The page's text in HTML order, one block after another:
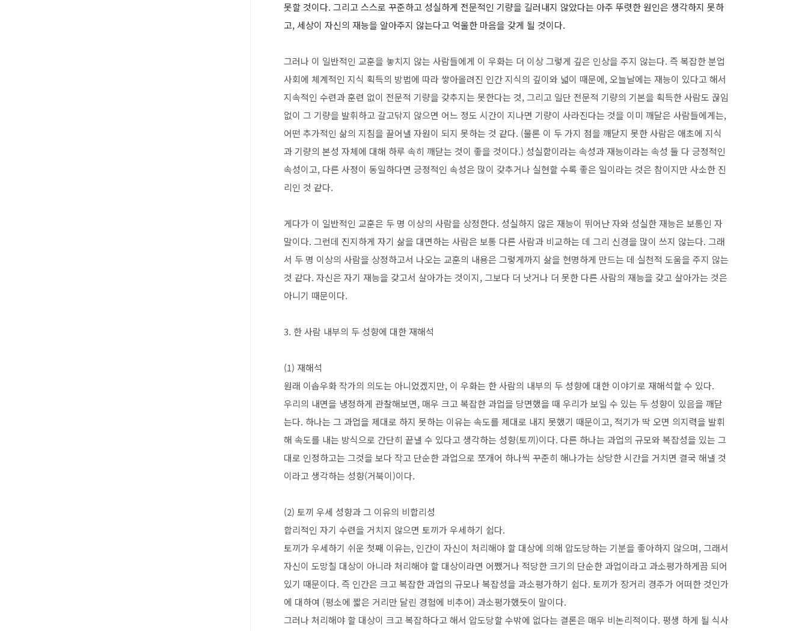
못할 것이다. 그리고 스스로 꾸준하고 성실하게 전문적인 기량을 길러내지 않았다는 아주 뚜렷한 원인은 생각하지 못하
고, 세상이 자신의 재능을 알아주지 않는다고 억울한 마음을 갖게 될 것이다.
그러나 이 일반적인 교훈을 놓치지 않는 사람들에게 이 우화는 더 이상 그렇게 깊은 인상을 주지 않는다. 즉 복잡한 분업
사회에 체계적인 지식 획득의 방법에 따라 쌓아올려진 인간 지식의 깊이와 넓이 때문에, 오늘날에는 재능이 있다고 해서
지속적인 수련과 훈련 없이 전문적 기량을 갖추지는 못한다는 것, 그리고 일단 전문적 기량의 기본을 획득한 사람도 끊임
없이 그 기량을 발휘하고 갈고닦지 않으면 어느 정도 시간이 지나면 기량이 사라진다는 것을 이미 깨달은 사람들에게는,
어떤 추가적인 삶의 지침을 끌어낼 자원이 되지 못하는 것 같다. (물론 이 두 가지 점을 깨닫지 못한 사람은 애초에 지식
과 기량의 본성 자체에 대해 하루 속히 깨닫는 것이 좋을 것이다.) 성실함이라는 속성과 재능이라는 속성 둘 다 긍정적인
속성이고, 다른 사정이 동일하다면 긍정적인 속성은 많이 갖추거나 실현할 수록 좋은 일이라는 것은 참이지만 사소한 진
리인 것 같다.
게다가 이 일반적인 교훈은 두 명 이상의 사람을 상정한다. 성실하지 않은 재능이 뛰어난 자와 성실한 재능은 보통인 자
말이다. 그런데 진지하게 자기 삶을 대면하는 사람은 보통 다른 사람과 비교하는 데 그리 신경을 많이 쓰지 않는다. 그래
서 두 명 이상의 사람을 상정하고서 나오는 교훈의 내용은 그렇게까지 삶을 현명하게 만드는 데 실천적 도움을 주지 않는
것 같다. 자신은 자기 재능을 갖고서 살아가는 것이지, 그보다 더 낫거나 더 못한 다른 사람의 재능을 갖고 살아가는 것은
아니기 때문이다.
3. 한 사람 내부의 두 성향에 대한 재해석
(1) 재해석
원래 이솝우화 작가의 의도는 아니었겠지만, 이 우화는 한 사람의 내부의 두 성향에 대한 이야기로 재해석할 수 있다.
우리의 내면을 냉정하게 관찰해보면, 매우 크고 복잡한 과업을 당면했을 때 우리가 보일 수 있는 두 성향이 있음을 깨닫
는다. 하나는 그 과업을 제대로 하지 못하는 이유는 속도를 제대로 내지 못했기 때문이고, 적기가 딱 오면 의지력을 발휘
해 속도를 내는 방식으로 간단히 끝낼 수 있다고 생각하는 성향(토끼)이다. 다른 하나는 과업의 규모와 복잡성을 있는 그
대로 인정하고는 그것을 보다 작고 단순한 과업으로 쪼개어 하나씩 꾸준히 해나가는 상당한 시간을 거치면 결국 해낼 것
이라고 생각하는 성향(거북이)이다.
(2) 토끼 우세 성향과 그 이유의 비합리성
합리적인 자기 수련을 거치지 않으면 토끼가 우세하기 쉽다.
토끼가 우세하기 쉬운 첫째 이유는, 인간이 자신이 처리해야 할 대상에 의해 압도당하는 기분을 좋아하지 않으며, 그래서
자신이 도망칠 대상이 아니라 처리해야 할 대상이라면 어쨌거나 적당한 크기의 단순한 과업이라고 과소평가하게끔 되어
있기 때문이다. 즉 인간은 크고 복잡한 과업의 규모나 복잡성을 과소평가하기 쉽다. 토끼가 장거리 경주가 어떠한 것인가
에 대하여 (평소에 짧은 거리만 달린 경험에 비추어) 과소평가했듯이 말이다.
그러나 처리해야 할 대상이 크고 복잡하다고 해서 압도당할 수밖에 없다는 결론은 매우 비논리적이다. 평생 하게 될 식사